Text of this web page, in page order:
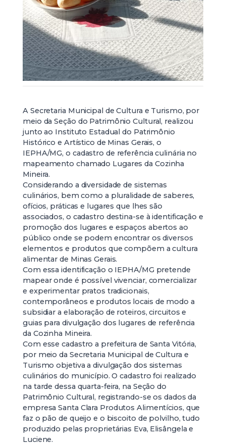
A Secretaria Municipal de Cultura e Turismo, por
meio da Seção do Patrimônio Cultural, realizou
junto ao Instituto Estadual do Patrimônio
Histórico e Artístico de Minas Gerais, o
IEPHA/MG, o cadastro de referência culinária no
mapeamento chamado Lugares da Cozinha
Mineira.
Considerando a diversidade de sistemas
culinários, bem como a pluralidade de saberes,
ofícios, práticas e lugares que lhes são
associados, o cadastro destina-se à identificação e
promoção dos lugares e espaços abertos ao
público onde se podem encontrar os diversos
elementos e produtos que compõem a cultura
alimentar de Minas Gerais.
Com essa identificação o IEPHA/MG pretende
mapear onde é possível vivenciar, comercializar
e experimentar pratos tradicionais,
contemporâneos e produtos locais de modo a
subsidiar a elaboração de roteiros, circuitos e
guias para divulgação dos lugares de referência
da Cozinha Mineira.
Com esse cadastro a prefeitura de Santa Vitória,
por meio da Secretaria Municipal de Cultura e
Turismo objetiva a divulgação dos sistemas
culinários do município. O cadastro foi realizado
na tarde dessa quarta-feira, na Seção do
Patrimônio Cultural, registrando-se os dados da
empresa Santa Clara Produtos Alimentícios, que
faz o pão de queijo e o biscoito de polvilho, tudo
produzido pelas proprietárias Eva, Elisângela e
Luciene.